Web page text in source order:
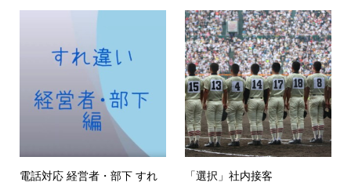
電話対応 経営者・部下 すれ
「選択」社内接客